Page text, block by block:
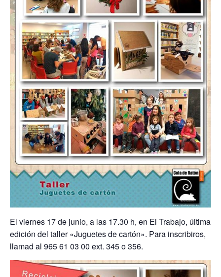
El viernes 17 de junio, a las 17.30 h, en El Trabajo, última
edición del taller «Juguetes de cartón». Para inscribiros,
llamad al 965 61 03 00 ext. 345 o 356.